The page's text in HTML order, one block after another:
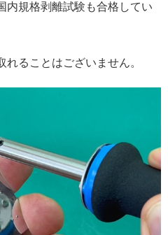
内規格剥離試験も合格してい
ることはございません。